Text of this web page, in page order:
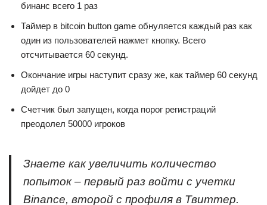
бинанс всего 1 раз
Таймер в bitcoin button game обнуляется каждый раз как
один из пользователей нажмет кнопку. Всего
отсчитывается 60 секунд.
Окончание игры наступит сразу же, как таймер 60 секунд
дойдет до 0
Счетчик был запущен, когда порог регистраций
преодолел 50000 игроков
Знаете как увеличить количество
попыток – первый раз войти с учетки
Binance, второй с профиля в Твиттер.